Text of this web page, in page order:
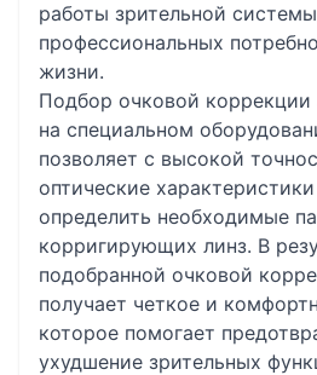
работы зрительной
профессиональных
жизни.
Подбор очковой коррекции
на специальном
позволяет с высокой
оптические характеристики
определить необходимые
корригирующих линз. В
подобранной очковой
получает четкое и
которое помогает
ухудшение зрительных